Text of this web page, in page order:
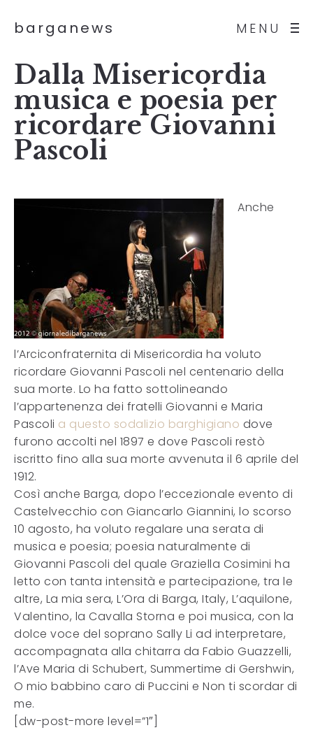
MENU
barganews
Dalla Misericordia
musica e poesia per
ricordare Giovanni
Pascoli
Anche
l’Arciconfraternita di Misericordia ha voluto
ricordare Giovanni Pascoli nel centenario della
sua morte. Lo ha fatto sottolineando
l’appartenenza dei fratelli Giovanni e Maria
Pascoli a questo sodalizio barghigiano dove
furono accolti nel 1897 e dove Pascoli restò
iscritto fino alla sua morte avvenuta il 6 aprile del
1912.
Così anche Barga, dopo l’eccezionale evento di
Castelvecchio con Giancarlo Giannini, lo scorso
10 agosto, ha voluto regalare una serata di
musica e poesia; poesia naturalmente di
Giovanni Pascoli del quale Graziella Cosimini ha
letto con tanta intensità e partecipazione, tra le
altre, La mia sera, L’Ora di Barga, Italy, L’aquilone,
Valentino, la Cavalla Storna e poi musica, con la
dolce voce del soprano Sally Li ad interpretare,
accompagnata alla chitarra da Fabio Guazzelli,
l’Ave Maria di Schubert, Summertime di Gershwin,
O mio babbino caro di Puccini e Non ti scordar di
me.
[dw-post-more level=”1″]